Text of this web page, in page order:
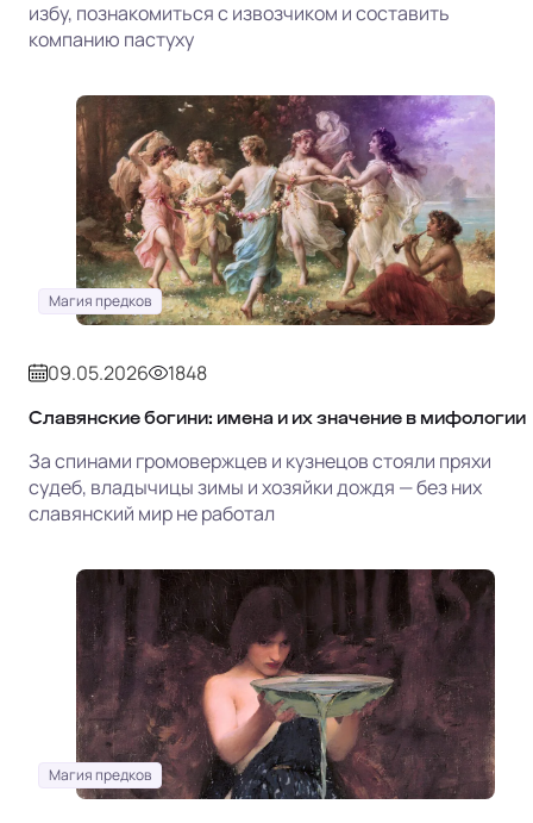
избу, познакомиться с извозчиком и составить
компанию пастуху
Магия предков
09.05.2026 1848
Славянские богини: имена и их значение в мифологии
За спинами громовержцев и кузнецов стояли пряхи
судеб, владычицы зимы и хозяйки дождя — без них
славянский мир не работал
Магия предков